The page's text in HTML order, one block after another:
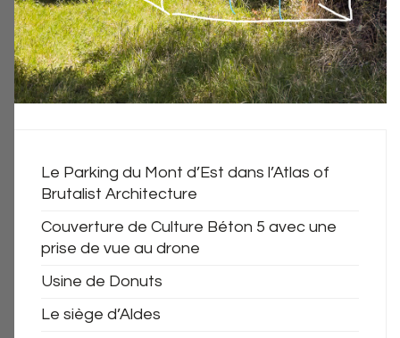
Le Parking du Mont d’Est dans l’Atlas of
Brutalist Architecture
Couverture de Culture Béton 5 avec une
prise de vue au drone
Usine de Donuts
Le siège d’Aldes